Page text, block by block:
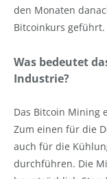
den Monaten
Bitcoinkurs geführt.
Was bedeutet
Industrie?
Das Bitcoin Mining
Zum einen für die
auch für die
durchführen. Die